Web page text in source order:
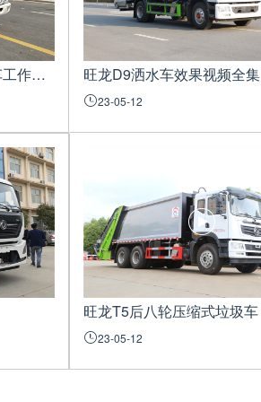
湖北旺龙奥铃6方压缩垃圾车工作展示视频 旺龙D9洒水车效果视频全集
23-05-12
23-05-12